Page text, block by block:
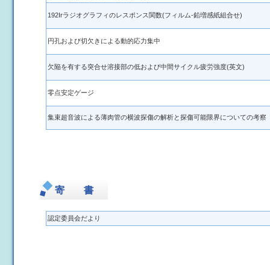
192Irラジオグラフィのレスポンス関数(フィルム-鉛増感紙組合せ)
円孔および切欠きによる動的応力集中
欠陥を有する突合せ溶接部の低および中間サイクル疲労強度(英文)
零点安定ゲージ
集束超音波による薄肉管の横波探傷の解析と探傷可能限界についての考察
寄 書
認定委員会だより